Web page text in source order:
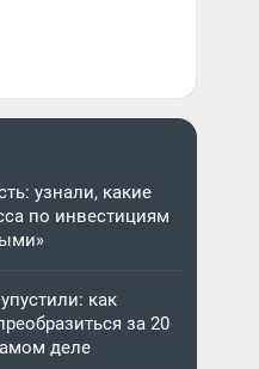
узнали, какие
по инвестициям
как
за 20
деле